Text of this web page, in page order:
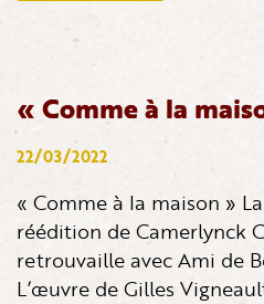
« Comme à la
22/03/2022
« Comme à la maison »
réédition de Camerlynck
retrouvaille avec Ami de
L’œuvre de Gilles